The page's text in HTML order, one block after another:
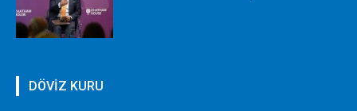
DÖVİZ KURU